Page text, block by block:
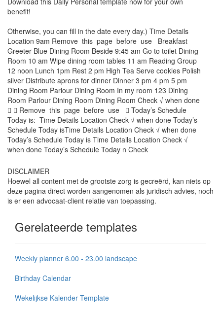
benefit!
Otherwise, you can fill in the date every day.) Time Details
Location 9am Remove this page before use Breakfast
Greeter Blue Dining Room Beside 9:45 am Go to toilet Dining
Room 10 am Wipe dining room tables 11 am Reading Group
12 noon Lunch 1pm Rest 2 pm High Tea Serve cookies Polish
silver Distribute aprons for dinner Dinner 3 pm 4 pm 5 pm
Dining Room Parlour Dining Room In my room 123 Dining
Room Parlour Dining Room Dining Room Check √ when done
  Remove this page before use  Today’s Schedule
Today is: Time Details Location Check √ when done Today’s
Schedule Today isTime Details Location Check √ when done
Today’s Schedule Today is Time Details Location Check √
when done Today’s Schedule Today n Check
DISCLAIMER
Hoewel all content met de grootste zorg is gecreërd, kan niets op
deze pagina direct worden aangenomen als juridisch advies, noch
is er een advocaat-client relatie van toepassing.
Gerelateerde templates
Weekly planner 6.00 - 23.00 landscape
Birthday Calendar
Wekelijkse Kalender Template